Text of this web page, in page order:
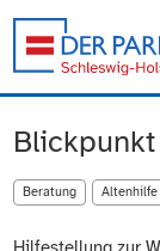
Beratung Altenhilfe